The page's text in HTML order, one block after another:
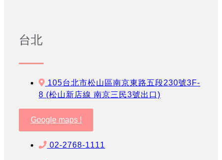
台北
105台北市松山區南京東路五段230號3F-
8 (松山新店線 南京三民3號出口)
Google maps !
02-2768-1111